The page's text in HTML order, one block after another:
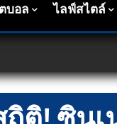
บอล ไลฟ์สไตล์
ติ! ซินเ